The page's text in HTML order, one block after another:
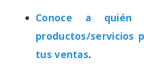
Conoce a quién
productos/servicios
tus ventas.